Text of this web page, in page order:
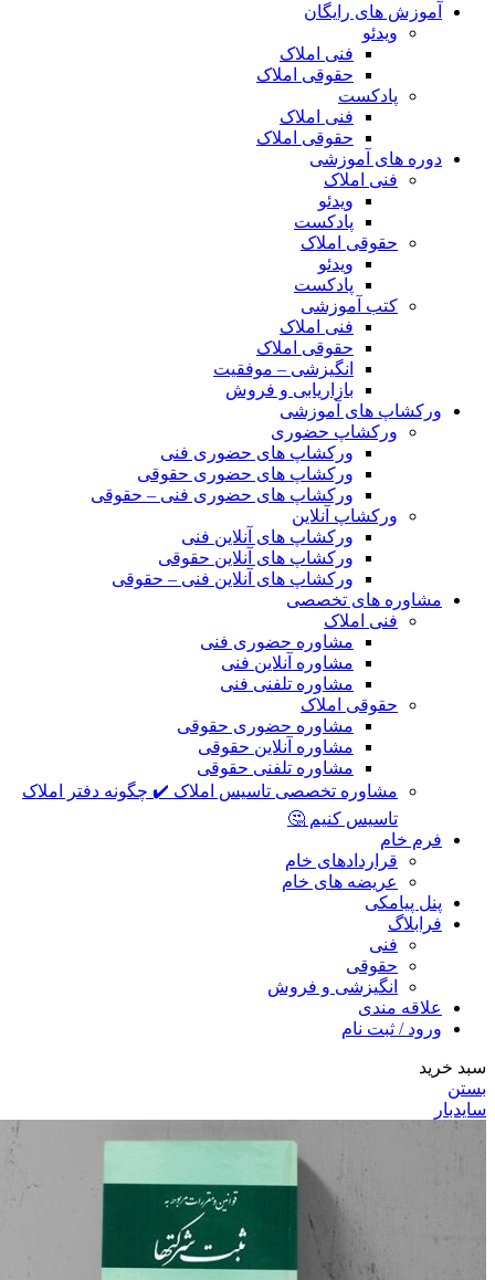
آموزش های رایگان
ویدئو
فنی املاک
حقوقی املاک
پادکست
فنی املاک
حقوقی املاک
دوره های آموزشی
فنی املاک
ویدئو
پادکست
حقوقی املاک
ویدئو
پادکست
کتب آموزشی
فنی املاک
حقوقی املاک
انگیزشی – موفقیت
بازاریابی و فروش
ورکشاپ های آموزشی
ورکشاپ حضوری
ورکشاپ های حضوری فنی
ورکشاپ های حضوری حقوقی
ورکشاپ های حضوری فنی – حقوقی
ورکشاپ آنلاین
ورکشاپ های آنلاین فنی
ورکشاپ های آنلاین حقوقی
ورکشاپ های آنلاین فنی – حقوقی
مشاوره های تخصصی
فنی املاک
مشاوره حضوری فنی
مشاوره آنلاین فنی
مشاوره تلفنی فنی
حقوقی املاک
مشاوره حضوری حقوقی
مشاوره آنلاین حقوقی
مشاوره تلفنی حقوقی
مشاوره تخصصی تاسیس املاک ✔️ چگونه دفتر املاک
تاسیس کنیم 🤔
فرم خام
قراردادهای خام
عریضه های خام
پنل پیامکی
فرابلاگ
فنی
حقوقی
انگیزشی و فروش
علاقه مندی
ورود / ثبت نام
سبد خرید
بستن
سایدبار